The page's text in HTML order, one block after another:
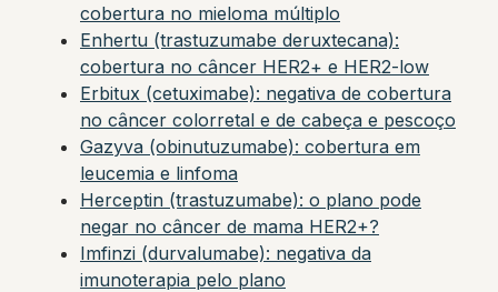
cobertura no mieloma múltiplo
Enhertu (trastuzumabe deruxtecana):
cobertura no câncer HER2+ e HER2-low
Erbitux (cetuximabe): negativa de cobertura
no câncer colorretal e de cabeça e pescoço
Gazyva (obinutuzumabe): cobertura em
leucemia e linfoma
Herceptin (trastuzumabe): o plano pode
negar no câncer de mama HER2+?
Imfinzi (durvalumabe): negativa da
imunoterapia pelo plano